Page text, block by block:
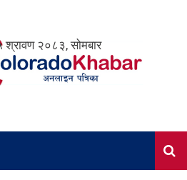
श्रावण २०८३, सोमबार